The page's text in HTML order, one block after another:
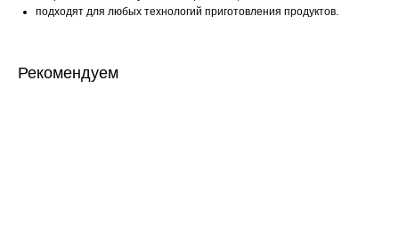
подходят для любых технологий приготовления продуктов.
Рекомендуем